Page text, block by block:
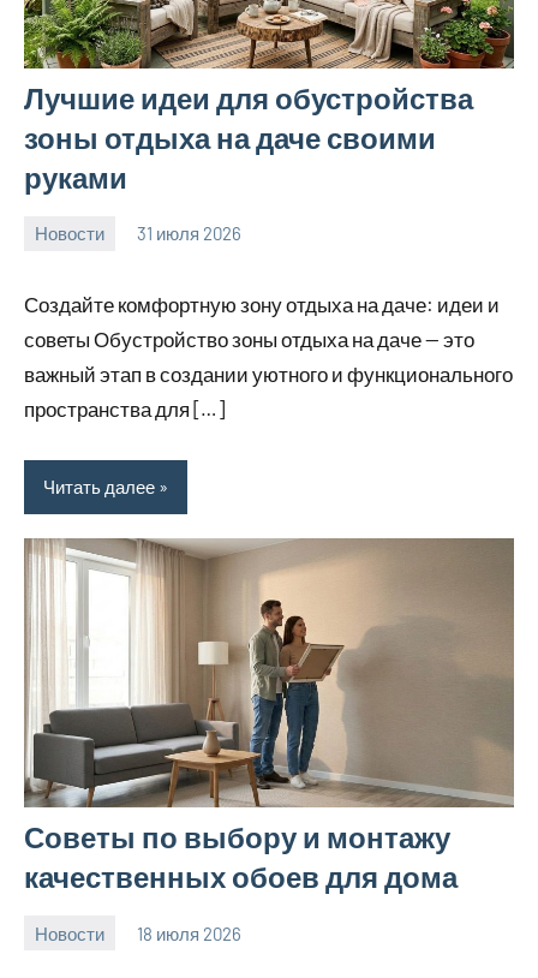
Лучшие идеи для обустройства
зоны отдыха на даче своими
руками
Новости 31 июля 2026
Создайте комфортную зону отдыха на даче: идеи и
советы Обустройство зоны отдыха на даче — это
важный этап в создании уютного и функционального
пространства для […]
Читать далее
Советы по выбору и монтажу
качественных обоев для дома
Новости 18 июля 2026